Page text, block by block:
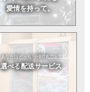
愛情を持って。
あなたはどっち?分割?丸ごと?
選べる配送サービス